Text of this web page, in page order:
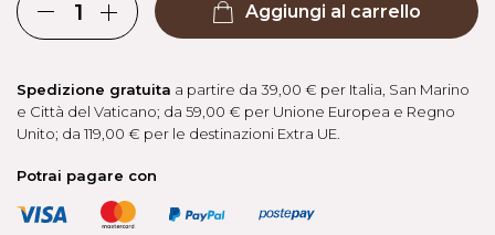
Aggiungi al carrello
Spedizione gratuita a partire da 39,00 € per Italia, San Marino
e Città del Vaticano; da 59,00 € per Unione Europea e Regno
Unito; da 119,00 € per le destinazioni Extra UE.
Potrai pagare con